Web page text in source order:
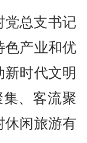
总支书记
产业和优
时代文明
、客流聚
闲旅游有